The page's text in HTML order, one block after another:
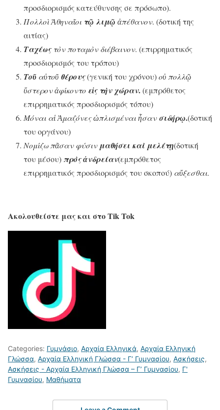
προσδιορισμός κατεύθυνσης σε πρόσωπο).
Πολλοὶ Ἀθηναῖοι τῷ λιμῷ ἀπέθανον. (δοτική της
αιτίας)
Ταχέωςτὸν ποταμὸν διέβαινον. (επιρρηματικός
προσδιορισμός του τρόπου)
Τοῦ αὐτοῦθέρους(γενική του χρόνου)οὐ πολλῷ
ὕστερον ἀφίκοντο εἰς τὴν χώραν.(εμπρόθετος
επιρρηματικός προσδιορισμός τόπου)
Μόναι αἱ Ἀμαζόνες ὡπλισμέναι ἦσανσιδήρῳ.(δοτική
του οργάνου)
Νομίζω πᾶσαν φύσινμαθήσει καὶ μελέτῃ(δοτική
του μέσου) πρὸς ἀνδρείαν(εμπρόθετος
επιρρηματικός προσδιορισμός του σκοπού) αὔξεσθαι.
Ακολουθείστε μας και στο Tik Tok
Categories: Γυμνάσιο, Αρχαία Ελληνικά, Αρχαία Ελληνική
Γλώσσα, Αρχαία Ελληνική Γλώσσα - Γ’ Γυμνασίου, Ασκήσεις,
Ασκήσεις - Αρχαία Ελληνική Γλώσσα – Γ’ Γυμνασίου, Γ'
Γυμνασίου, Μαθήματα